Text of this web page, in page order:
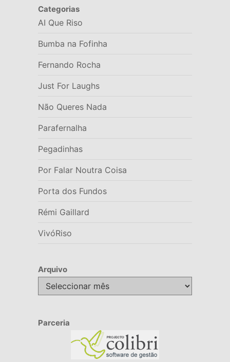
Categorias
AI Que Riso
Bumba na Fofinha
Fernando Rocha
Just For Laughs
Não Queres Nada
Parafernalha
Pegadinhas
Por Falar Noutra Coisa
Porta dos Fundos
Rémi Gaillard
VivóRiso
Arquivo
Arquivo
Parceria